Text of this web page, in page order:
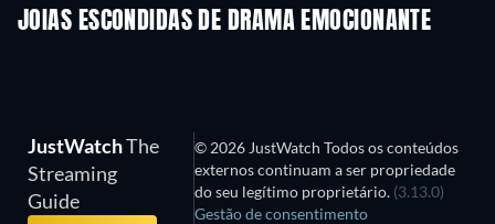
JOIAS ESCONDIDAS DE DRAMA EMOCIONANTE
JustWatchThe
Streaming
Guide
© 2026 JustWatch Todos os conteúdos
externos continuam a ser propriedade
do seu legítimo proprietário. (3.13.0)
Gestão de consentimento